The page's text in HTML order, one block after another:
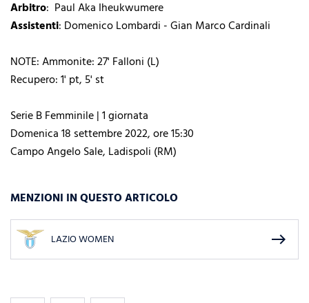
Arbitro: Paul Aka Iheukwumere
Assistenti: Domenico Lombardi - Gian Marco Cardinali
NOTE: Ammonite: 27' Falloni (L)
Recupero: 1' pt, 5' st
Serie B Femminile | 1 giornata
Domenica 18 settembre 2022, ore 15:30
Campo Angelo Sale, Ladispoli (RM)
MENZIONI IN QUESTO ARTICOLO
LAZIO WOMEN east